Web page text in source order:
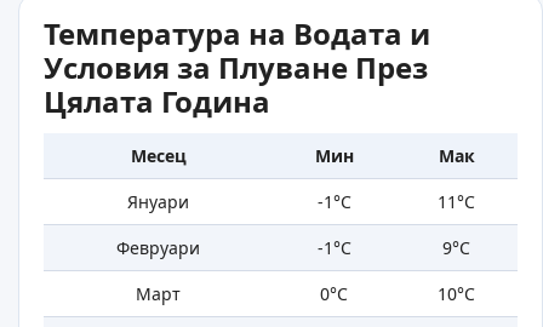
Температура на Водата и
Условия за Плуване През
Цялата Година
Месец Мин
Мак
Януари
-1°C
11°C
Февруари
-1°C
9°C
Март
0°C
10°C